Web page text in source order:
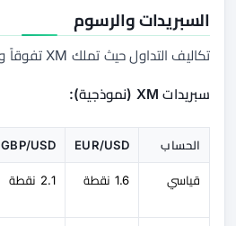
السبريدات والرسوم
تكاليف التداول حيث تملك XM تفوقاً واضحاً ومتسقاً.
سبريدات XM (نموذجية):
الحساب EUR/USD
GBP/USD
قياسي 1.6 نقطة 2.1 نقطة